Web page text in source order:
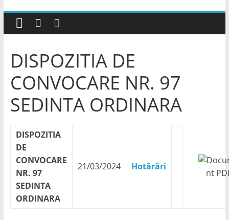
DISPOZITIA DE
CONVOCARE NR. 97
SEDINTA ORDINARA
DISPOZITIA
DE
CONVOCARE
NR. 97
SEDINTA
ORDINARA
21/03/2024 Hotărâri